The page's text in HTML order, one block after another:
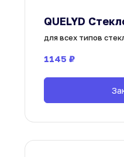
QUELYD
для всех типов
1145 ₽